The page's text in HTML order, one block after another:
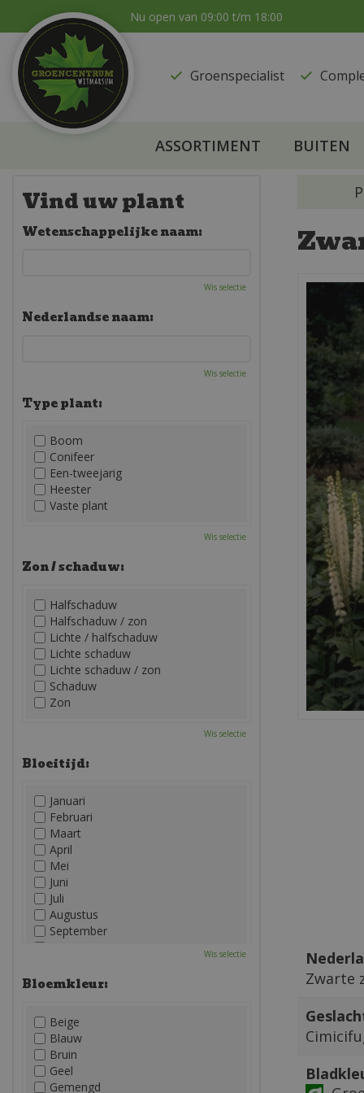
naar
content
Nu open van 09:00 t/m 18:00
Groenspecialist
ASSORTIMENT BUITEN
Zwarte
Vind uw plant
Wetenschappelijke naam:
Wis selectie
Nederlandse naam:
Wis selectie
Type plant:
Boom
Conifeer
Een-tweejarig
Heester
Vaste plant
Wis selectie
Zon / schaduw:
Halfschaduw
Halfschaduw / zon
Lichte / halfschaduw
Lichte schaduw
Lichte schaduw / zon
Schaduw
Zon
Wis selectie
Bloeitijd:
Januari
Februari
Maart
April
Mei
Juni
Juli
Augustus
September
December
Wis selectie
Bloemkleur:
Beige
Blauw
Bruin
Geel
Gemengd